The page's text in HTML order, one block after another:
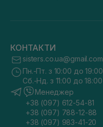
КОНТАКТИ
sisters.co.ua@gmail.com
Пн.-Пт. з 10:00 до 19:00
Сб.-Нд. з 11:00 до 18:00
Менеджер
+38 (097) 612-54-81
+38 (097) 788-12-88
+38 (097) 983-41-20